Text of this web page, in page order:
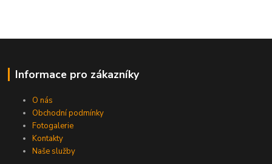
Informace pro zákazníky
O nás
Obchodní podmínky
Fotogalerie
Kontakty
Naše služby